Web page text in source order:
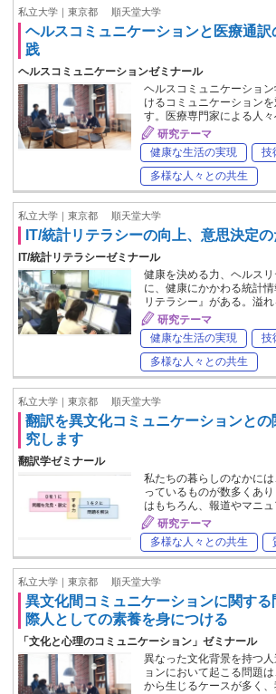
私立大学｜東京都 順天堂大学
ヘルスコミュニケーションと医療通
践
ヘルスコミュニケーションゼミナール
ヘルスコミュニケーショ
けるコミュニケーション
す。医療専門家による人
研究テーマ
健康な生活の実現
技
多様な人々との共生
私立大学｜東京都 順天堂大学
IT/統計リテラシーの向上、意思決定
IT/統計リテラシーゼミナール
健康を決める力、ヘルス
に、健康にかかわる統計
リテラシー』がある。溢
研究テーマ
健康な生活の実現
技
多様な人々との共生
私立大学｜東京都 順天堂大学
翻訳を異文化コミュニケーションと
究します
翻訳学ゼミナール
私たちの暮らしのなかに
っているものが数多くあ
はもちろん、報道やマニ
研究テーマ
多様な人々との共生
私立大学｜東京都 順天堂大学
異文化間コミュニケーションに関する
際人としての素養を身につける
「文化と心理のコミュニケーション」ゼミナール
異なった文化背景を持つ
ョンにおいて起こる問題
から生じるケースが多く